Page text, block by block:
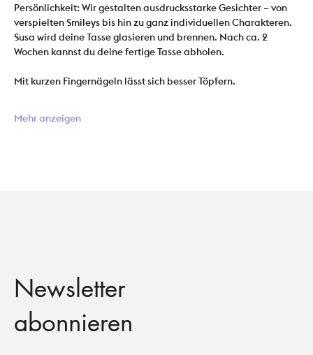
Persönlichkeit: Wir gestalten ausdrucksstarke Gesichter – von
verspielten Smileys bis hin zu ganz individuellen Charakteren.
Susa wird deine Tasse glasieren und brennen. Nach ca. 2
Wochen kannst du deine fertige Tasse abholen.
Mit kurzen Fingernägeln lässt sich besser Töpfern.
Mehr anzeigen
Newsletter
abonnieren